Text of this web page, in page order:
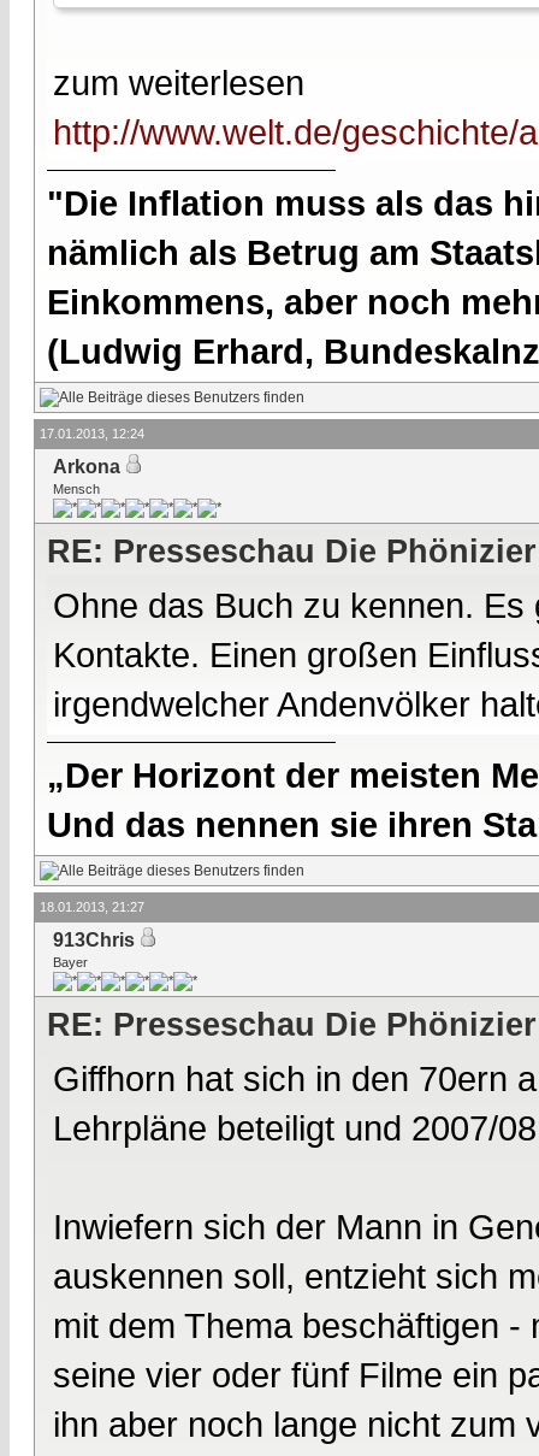
zum weiterlesen
http://www.welt.de/geschichte/
"Die Inflation muss als das
nämlich als Betrug am
Einkommens, aber noch
(Ludwig Erhard,
17.01.2013, 12:24
Arkona
Mensch
RE: Presseschau Die
Ohne das Buch zu kennen.
Kontakte. Einen großen
irgendwelcher Andenvölker
„Der Horizont der meisten
Und das nennen sie ihren
18.01.2013, 21:27
913Chris
Bayer
RE: Presseschau Die
Giffhorn hat sich in den 70ern
Lehrpläne beteiligt und 2007/
Inwiefern sich der Mann in
auskennen soll, entzieht sich
mit dem Thema beschäftigen
seine vier oder fünf Filme ein
ihn aber noch lange nicht zum